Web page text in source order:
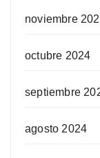
noviembre
octubre 2024
septiembre
agosto 2024